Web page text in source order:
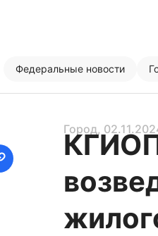
Федеральные новости
Город,